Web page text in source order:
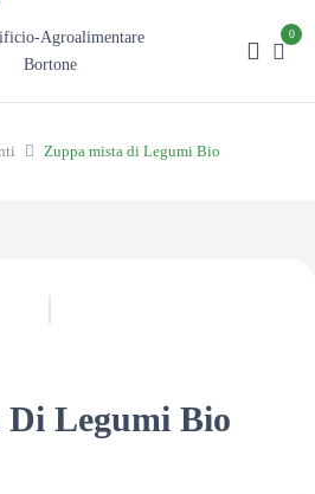
0
Zuppa mista di Legumi Bio
Legumi Bio